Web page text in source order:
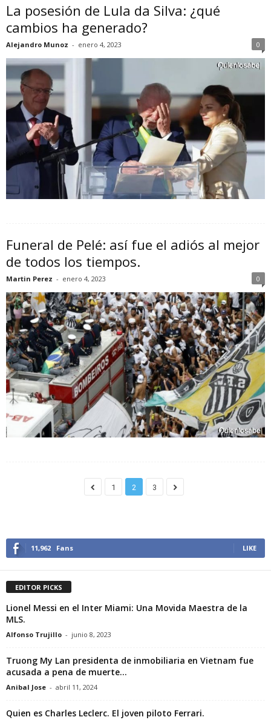
La posesión de Lula da Silva: ¿qué
cambios ha generado?
Alejandro Munoz - enero 4, 2023 0
Funeral de Pelé: así fue el adiós al mejor
de todos los tiempos.
Martin Perez - enero 4, 2023 0
1 2 3
11,962 Fans LIKE
EDITOR PICKS
Lionel Messi en el Inter Miami: Una Movida Maestra de la
MLS.
Alfonso Trujillo - junio 8, 2023
Truong My Lan presidenta de inmobiliaria en Vietnam fue
acusada a pena de muerte...
Anibal Jose - abril 11, 2024
Quien es Charles Leclerc. El joven piloto Ferrari.